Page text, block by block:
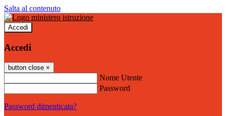
Salta al contenuto
Accedi
Accedi
button close ×
Nome Utente
Password
Password dimenticata?